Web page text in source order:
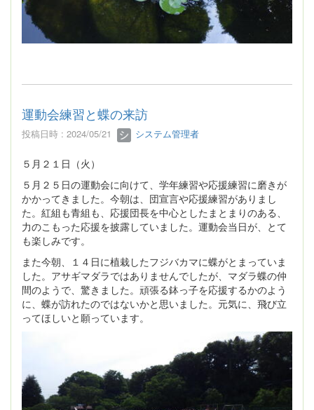
運動会練習と蝶の来訪
投稿日時 : 2024/05/21 システム管理者
５月２１日（火）
５月２５日の運動会に向けて、学年練習や応援練習に磨きが
かかってきました。今朝は、団宣言や応援練習がありまし
た。紅組も青組も、応援団長を中心としたまとまりのある、
力のこもった応援を披露していました。運動会当日が、とて
も楽しみです。
また今朝、１４日に植栽したフジバカマに蝶がとまっていま
した。アサギマダラではありませんでしたが、マダラ蝶の仲
間のようで、驚きました。頑張る鉢っ子を応援するかのよう
に、蝶が訪れたのではないかと思いました。元気に、飛び立
ってほしいと願っています。